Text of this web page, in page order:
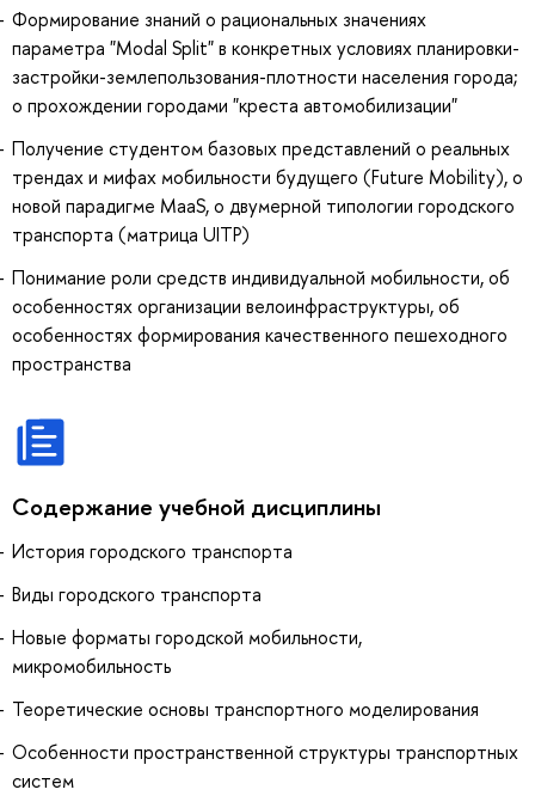
Формирование знаний о рациональных значениях
параметра "Modal Split" в конкретных условиях планировки-
застройки-землепользования-плотности населения города;
о прохождении городами "креста автомобилизации"
Получение студентом базовых представлений о реальных
трендах и мифах мобильности будущего (Future Mobility), о
новой парадигме MaaS, о двумерной типологии городского
транспорта (матрица UITP)
Понимание роли средств индивидуальной мобильности, об
особенностях организации велоинфраструктуры, об
особенностях формирования качественного пешеходного
пространства
Содержание учебной дисциплины
История городского транспорта
Виды городского транспорта
Новые форматы городской мобильности,
микромобильность
Теоретические основы транспортного моделирования
Особенности пространственной структуры транспортных
систем